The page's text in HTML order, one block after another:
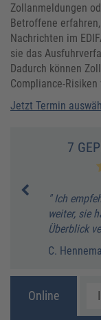
Zollanmeldungen
Betroffene
Nachrichten im
sie das
Dadurch können
Compliance-
Jetzt Termin
7
" Ich
weiter, sie
Überblick
C.
Online